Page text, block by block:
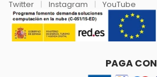
Twitter Instagram YouTube
PAGA CON